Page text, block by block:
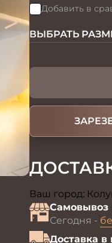
> Добавить в
ВЫБРАТЬ
Ваш город:
Самовывоз
Сегодня -
Доставка в